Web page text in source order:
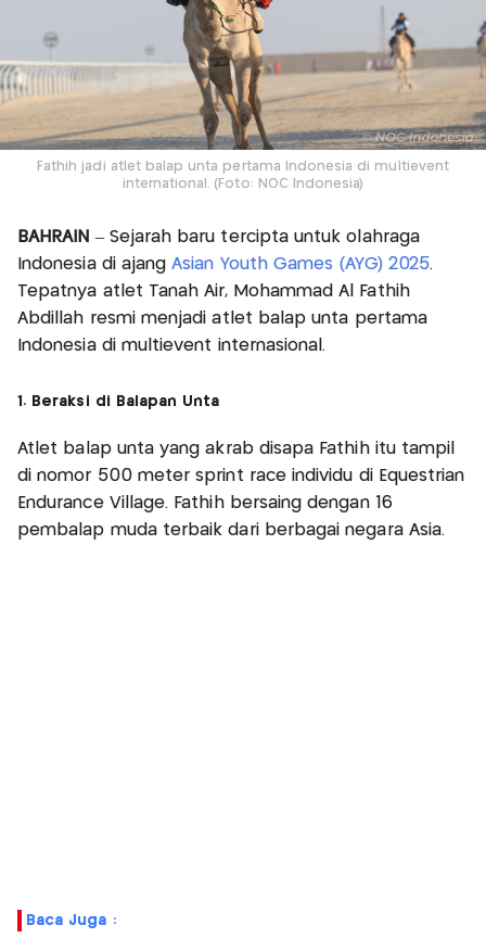
Fathih jadi atlet balap unta pertama Indonesia di multievent
international. (Foto: NOC Indonesia)
BAHRAIN– Sejarah baru tercipta untuk olahraga
Indonesia di ajangAsian Youth Games (AYG) 2025.
Tepatnya atlet Tanah Air, Mohammad Al Fathih
Abdillah resmi menjadi atlet balap unta pertama
Indonesia di multievent internasional.
1. Beraksi di Balapan Unta
Atlet balap unta yang akrab disapa Fathih itu tampil
di nomor 500 meter sprint race individu di Equestrian
Endurance Village. Fathih bersaing dengan 16
pembalap muda terbaik dari berbagai negara Asia.
Baca Juga :